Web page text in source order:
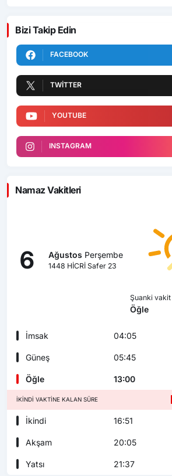
Bizi Takip Edin
FACEBOOK
TWITTER
YOUTUBE
INSTAGRAM
Namaz Vakitleri
6 Ağustos Perşembe
1448 HİCRİ Safer 23
Şuanki vakit
Öğle
İmsak 04:05
Güneş 05:45
Öğle 13:00
İKINDI VAKTINE KALAN SÜRE
İkindi 16:51
Akşam 20:05
Yatsı 21:37